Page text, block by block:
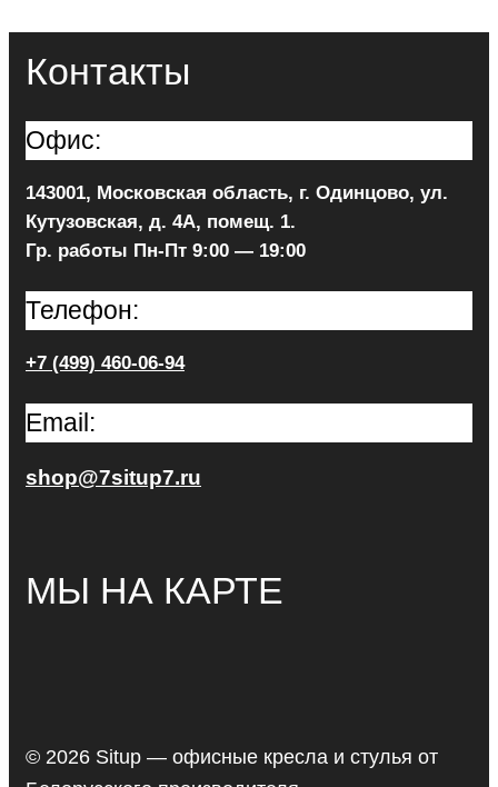
Контакты
Офис:
143001, Московская область, г. Одинцово, ул.
Кутузовская, д. 4А, помещ. 1.
Гр. работы Пн-Пт 9:00 — 19:00
Телефон:
+7 (499) 460-06-94
Email:
shop@7situp7.ru
МЫ НА КАРТЕ
© 2026 Situp — офисные кресла и стулья от